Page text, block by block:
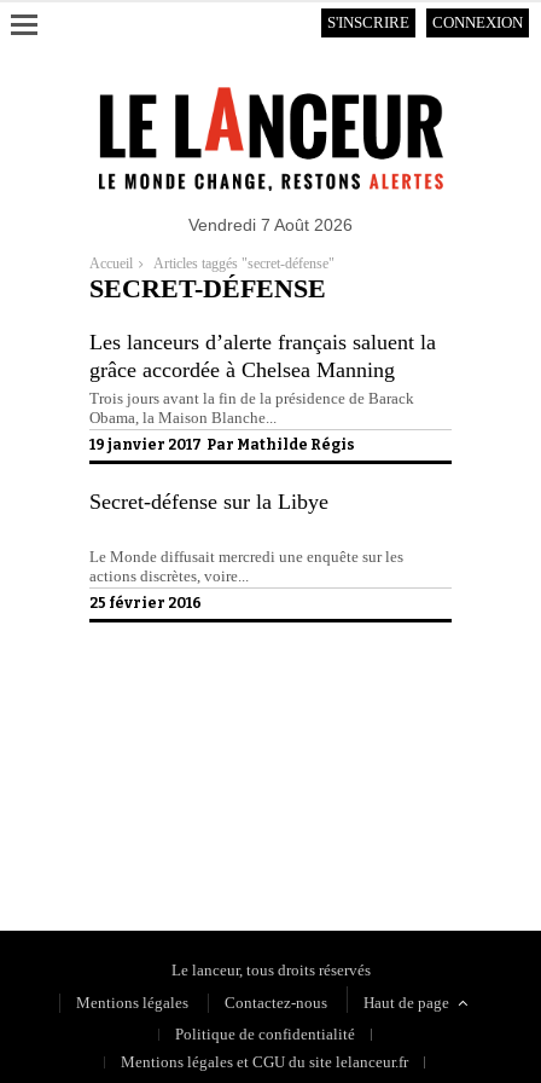
S'INSCRIRE CONNEXION
Vendredi 7 Août 2026
Accueil Articles taggés "secret-défense"
SECRET-DÉFENSE
Les lanceurs d’alerte français saluent la
grâce accordée à Chelsea Manning
Trois jours avant la fin de la présidence de Barack
Obama, la Maison Blanche...
19 janvier 2017 Par Mathilde Régis
Secret-défense sur la Libye
Le Monde diffusait mercredi une enquête sur les
actions discrètes, voire...
25 février 2016
Le lanceur, tous droits réservés
Mentions légales
Contactez-nous
Haut de page
Politique de confidentialité
Mentions légales et CGU du site lelanceur.fr